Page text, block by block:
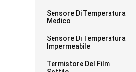
Sensore Di Temperatura
Medico
Sensore Di Temperatura
Impermeabile
Termistore Del Film